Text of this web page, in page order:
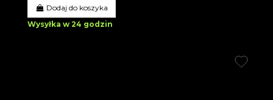
Dodaj do koszyka
Wysyłka w 24 godzin